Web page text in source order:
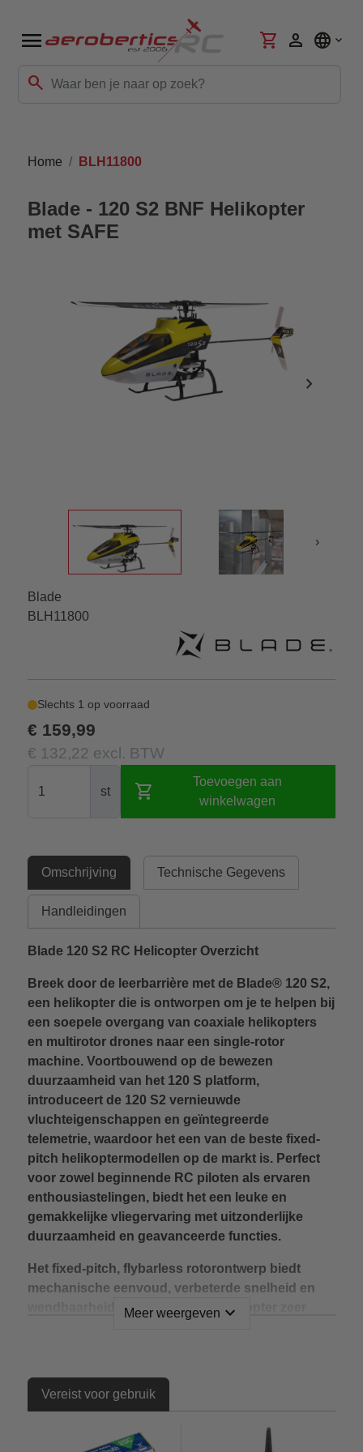
menu
search
shopping_cart person language
Home BLH11800
Blade - 120 S2 BNF Helikopter
met SAFE
chevron_right
›
Blade
BLH11800
Slechts 1 op voorraad
€ 159,99
€ 132,22 excl. BTW
st shopping_cart
Toevoegen aan
winkelwagen
Omschrijving Technische Gegevens
Handleidingen
Blade 120 S2 RC Helicopter Overzicht
Breek door de leerbarrière met de Blade® 120 S2,
een helikopter die is ontworpen om je te helpen bij
een soepele overgang van coaxiale helikopters
en multirotor drones naar een single-rotor
machine. Voortbouwend op de bewezen
duurzaamheid van het 120 S platform,
introduceert de 120 S2 vernieuwde
vluchteigenschappen en geïntegreerde
telemetrie, waardoor het een van de beste fixed-
pitch helikoptermodellen op de markt is. Perfect
voor zowel beginnende RC piloten als ervaren
enthousiastelingen, biedt het een leuke en
gemakkelijke vliegervaring met uitzonderlijke
duurzaamheid en geavanceerde functies.
Het fixed-pitch, flybarless rotorontwerp biedt
mechanische eenvoud, verbeterde snelheid en
wendbaarheid, waardoor deze helikopter zeer
je snel vertrouwen kunt opbouwen. Als je je ooit
gedesoriënteerd voelt, kan de Panic Recovery-
S2 in een stabiele, vlakke houding te
Meer weergeven expand_more
Vereist voor gebruik